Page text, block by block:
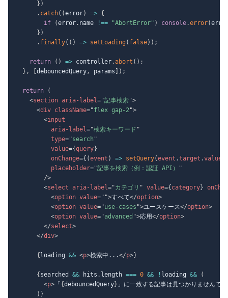
} )
. catch( (error) => {
if
(error. name !== "AbortError" ) console.error(
} )
. finally( ( ) => setLoading ( false) ) ;
return ( ) => controller.abort ( ) ;
} , debouncedQuery, params ) ;
return
(
<section aria-label="記事検索">
<div className="flex gap-2">
<input
aria-label="検索キーワード "
type="search"
value={query}
onChange={ (event ) => setQuery(event .target .value
placeholder="記事を検索（例：認証 API）
"
/>
<select aria-label="カテゴリ " value={ category}
<option value=" ">すべて</option>
<option value="use-cases ">ユースケース</option>
<option value="advanced ">応用</option>
</select>
</div>
{ loading && <p>検索中...</p>}
{ searched && hits . length === 0 && ! loading &&
(
<p> 「 {debouncedQuery} 」に一致する記事は見つかりませんで
) }